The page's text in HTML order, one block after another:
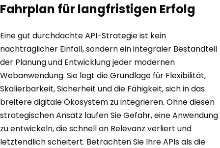
Fahrplan für langfristigen Erfolg
Eine gut durchdachte API-Strategie ist kein
nachträglicher Einfall, sondern ein integraler Bestandteil
der Planung und Entwicklung jeder modernen
Webanwendung. Sie legt die Grundlage für Flexibilität,
Skalierbarkeit, Sicherheit und die Fähigkeit, sich in das
breitere digitale Ökosystem zu integrieren. Ohne diesen
strategischen Ansatz laufen Sie Gefahr, eine Anwendung
zu entwickeln, die schnell an Relevanz verliert und
letztendlich scheitert. Betrachten Sie Ihre APIs als die